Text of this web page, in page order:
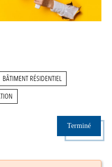
BÂTIMENT RÉSIDENTIEL
Terminé